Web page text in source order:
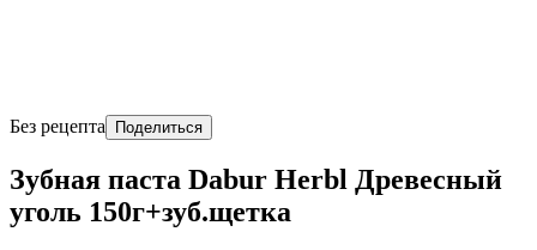
Без рецепта Поделиться
Зубная паста Dabur Herbl Древесный
уголь 150г+зуб.щетка